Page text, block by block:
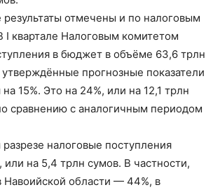
отмечены и по налоговым
I квартале Налоговым комитетом
в бюджет в объёме 63,6 трлн
прогнозные показатели
15%. Это на 24%, или на 12,1 трлн
сравнению с аналогичным периодом
налоговые поступления
или на 5,4 трлн сумов. В частности,
Навоийской области — 44%, в